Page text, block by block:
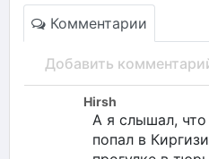
Комментарии
Добавить
Hirsh
А я слышал, что
попал в